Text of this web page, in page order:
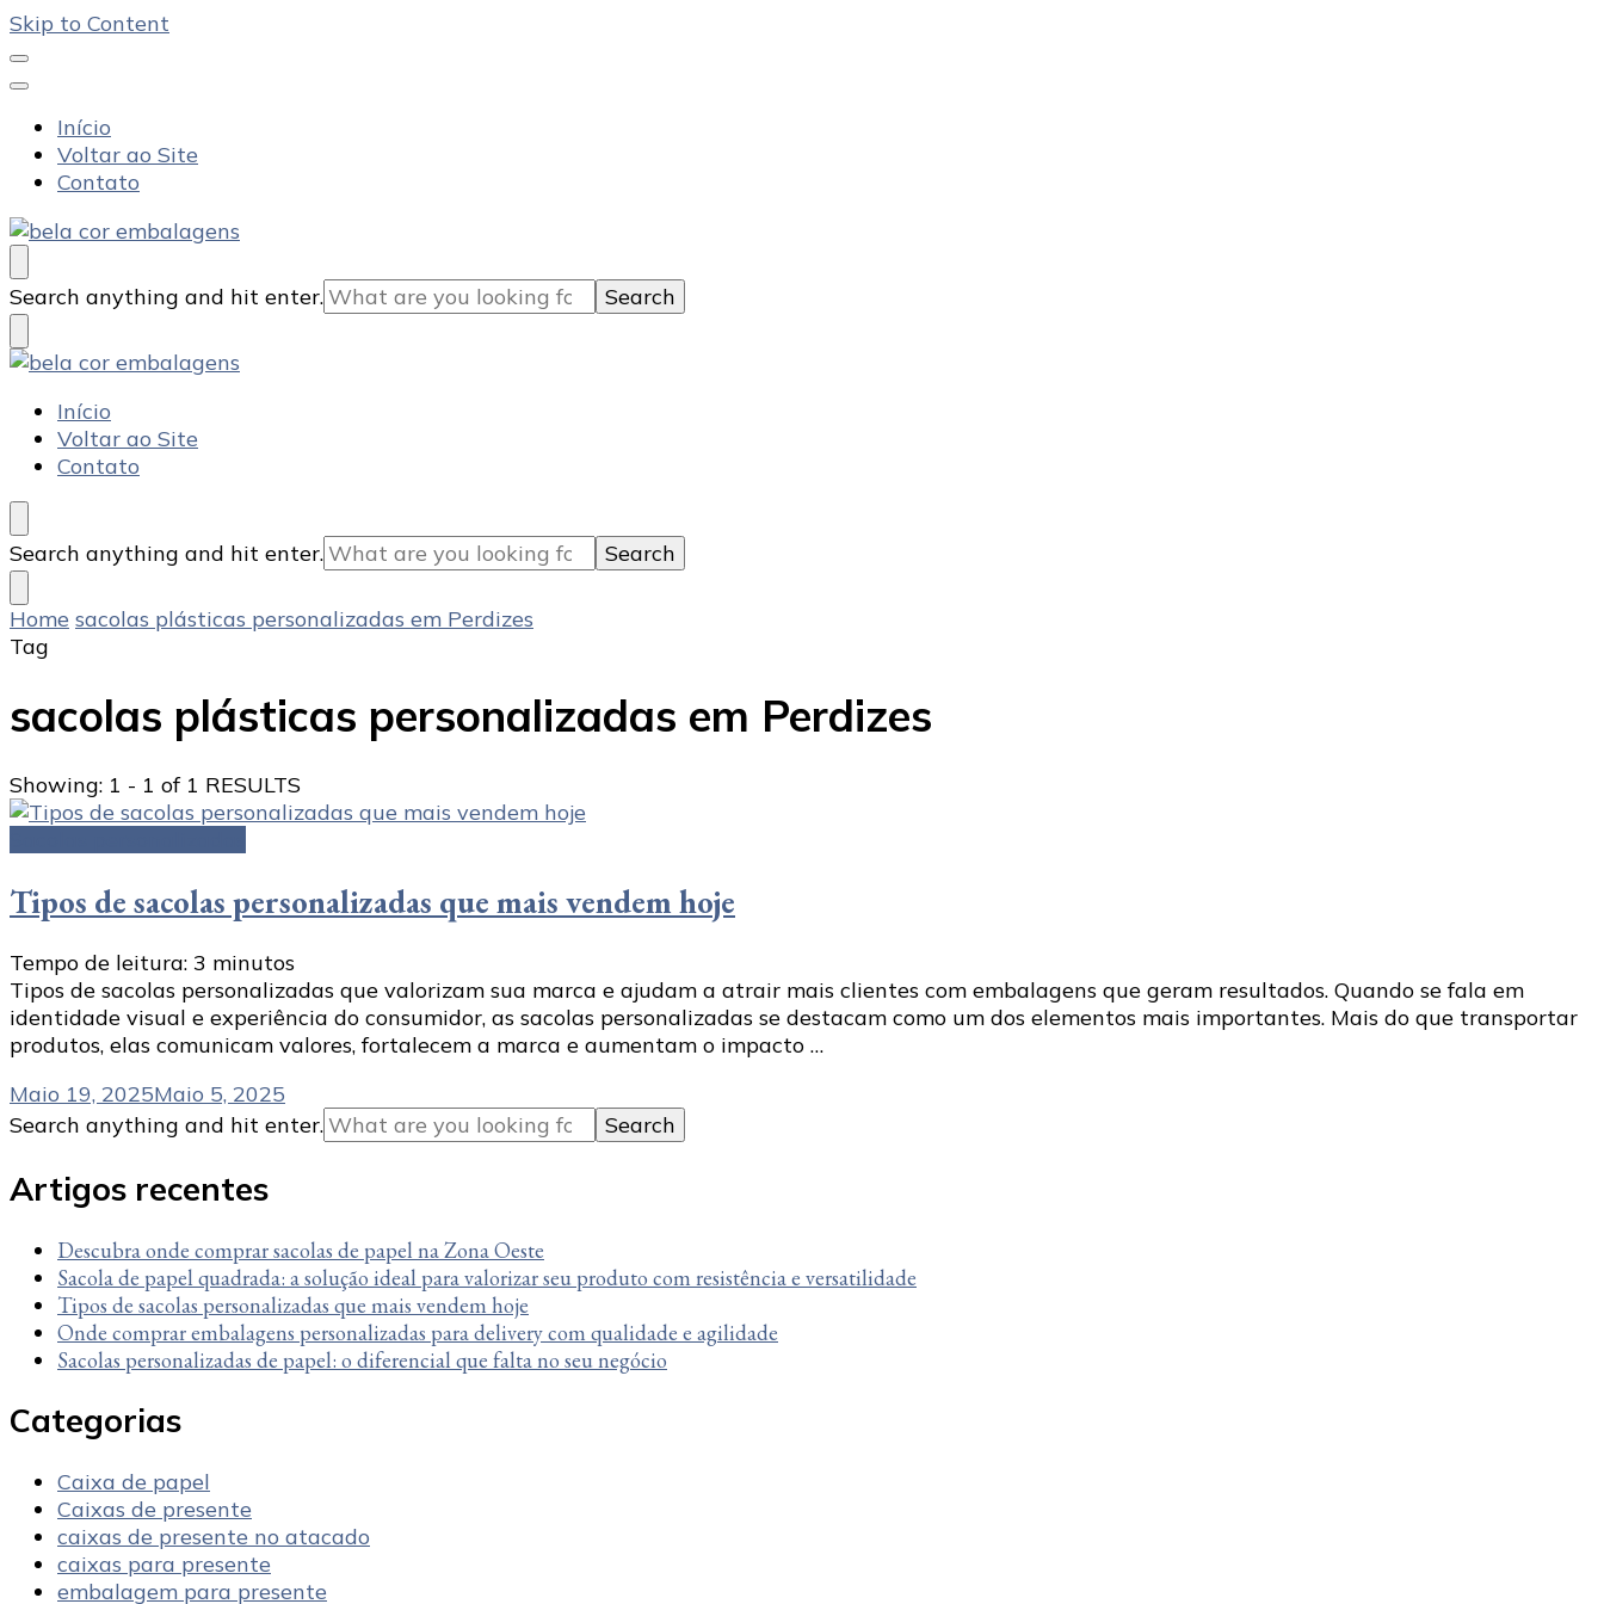
Skip to Content
Início
Voltar ao Site
Contato
Bela Cor Embalagens
Blog
Looking
for
Something?
Search anything and hit enter.
Bela Cor Embalagens
Blog
Início
Voltar ao Site
Contato
Looking
for
Something?
Search anything and hit enter.
Home sacolas plásticas personalizadas em Perdizes
Tag
sacolas plásticas personalizadas em Perdizes
Showing: 1 - 1 of 1 RESULTS
Tipos de sacolas personalizadas que mais vendem hoje
Tempo de leitura: 3 minutos
Tipos de sacolas personalizadas que valorizam sua marca e ajudam a atrair mais clientes com embalagens que geram resultados. Quando se fala em
identidade visual e experiência do consumidor, as sacolas personalizadas se destacam como um dos elementos mais importantes. Mais do que transportar
produtos, elas comunicam valores, fortalecem a marca e aumentam o impacto …
Maio 19, 2025Maio 5, 2025
Looking
Something?
Search anything and hit enter.
Artigos recentes
Descubra onde comprar sacolas de papel na Zona Oeste
Sacola de papel quadrada: a solução ideal para valorizar seu produto com resistência e versatilidade
Tipos de sacolas personalizadas que mais vendem hoje
Onde comprar embalagens personalizadas para delivery com qualidade e agilidade
Sacolas personalizadas de papel: o diferencial que falta no seu negócio
Categorias
Caixa de papel
Caixas de presente
caixas de presente no atacado
caixas para presente
embalagem para presente